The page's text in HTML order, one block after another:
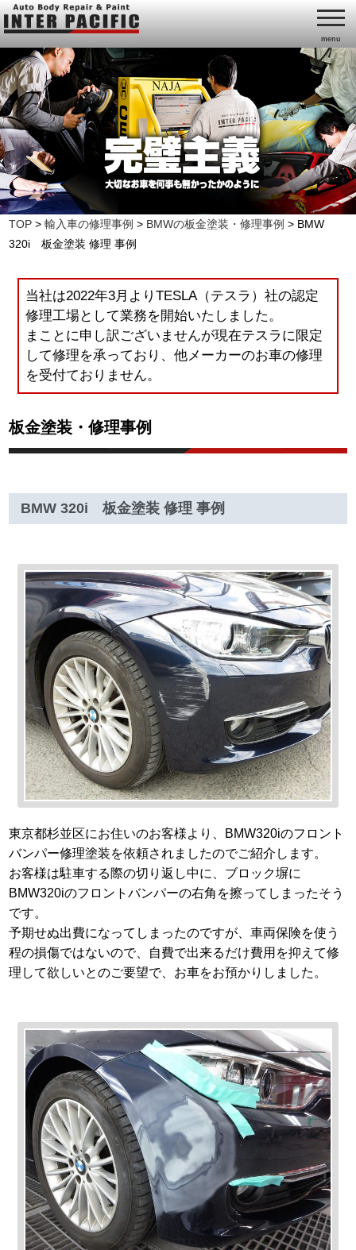
menu
TOP >輸入車の修理事例 > BMWの板金塗装・修理事例 > BMW
320i 板金塗装 修理 事例
当社は2022年3月よりTESLA（テスラ）社の認定
修理工場として業務を開始いたしました。
まことに申し訳ございませんが現在テスラに限定
して修理を承っており、他メーカーのお車の修理
を受付ておりません。
板金塗装・修理事例
BMW 320i 板金塗装 修理 事例
東京都杉並区にお住いのお客様より、BMW320iのフロント
バンパー修理塗装を依頼されましたのでご紹介します。
お客様は駐車する際の切り返し中に、ブロック塀に
BMW320iのフロントバンパーの右角を擦ってしまったそう
です。
予期せぬ出費になってしまったのですが、車両保険を使う
程の損傷ではないので、自費で出来るだけ費用を抑えて修
理して欲しいとのご要望で、お車をお預かりしました。